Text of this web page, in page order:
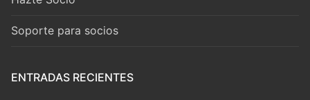
Soporte para socios
ENTRADAS RECIENTES